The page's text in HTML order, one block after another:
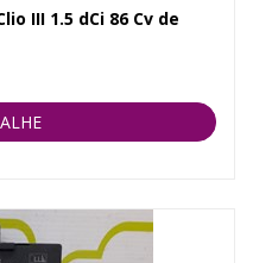
III 1.5 dCi 86 Cv de